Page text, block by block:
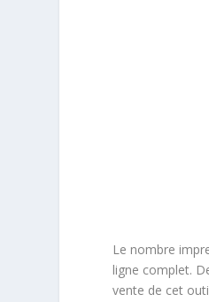
Le nombre
ligne complet.
vente de cet